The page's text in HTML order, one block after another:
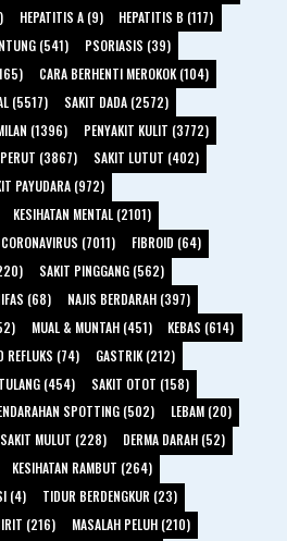
HEPATITIS A (9)
HEPATITIS B (117)
(541)
PSORIASIS (39)
CARA BERHENTI MEROKOK (104)
(5517)
SAKIT DADA (2572)
(1396)
PENYAKIT KULIT (3772)
(3867)
SAKIT LUTUT (402)
PAYUDARA (972)
KESIHATAN MENTAL (2101)
(7011)
FIBROID (64)
SAKIT PINGGANG (562)
(68)
NAJIS BERDARAH (397)
MUAL & MUNTAH (451)
KEBAS (614)
REFLUKS (74)
GASTRIK (212)
(454)
SAKIT OTOT (158)
SPOTTING (502)
LEBAM (20)
SAKIT MULUT (228)
DERMA DARAH (52)
KESIHATAN RAMBUT (264)
(4)
TIDUR BERDENGKUR (23)
(216)
MASALAH PELUH (210)